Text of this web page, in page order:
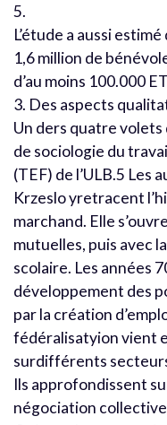
5.
L’étude a aussi
1,6 million de
d’au moins 100.000
3. Des aspects
Un ders quatre
de sociologie du
(TEF) de l’ULB.5 Les
Krzeslo yretracent
marchand. Elle
mutuelles, puis avec
scolaire. Les années
développement des
par la création
fédéralisatyion vient
surdifférents
Ils approfondissent
négociation